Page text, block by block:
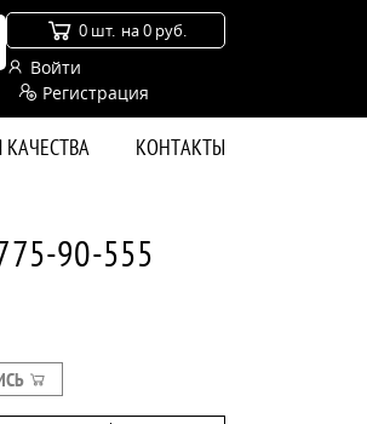
0 шт. на 0 руб.
Войти
Регистрация
КАЧЕСТВА КОНТАКТЫ
90-555